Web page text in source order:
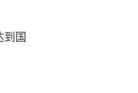
到国